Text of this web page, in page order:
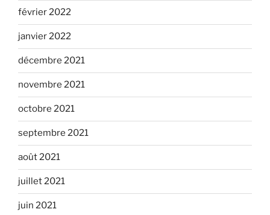
février 2022
janvier 2022
décembre 2021
novembre 2021
octobre 2021
septembre 2021
août 2021
juillet 2021
juin 2021